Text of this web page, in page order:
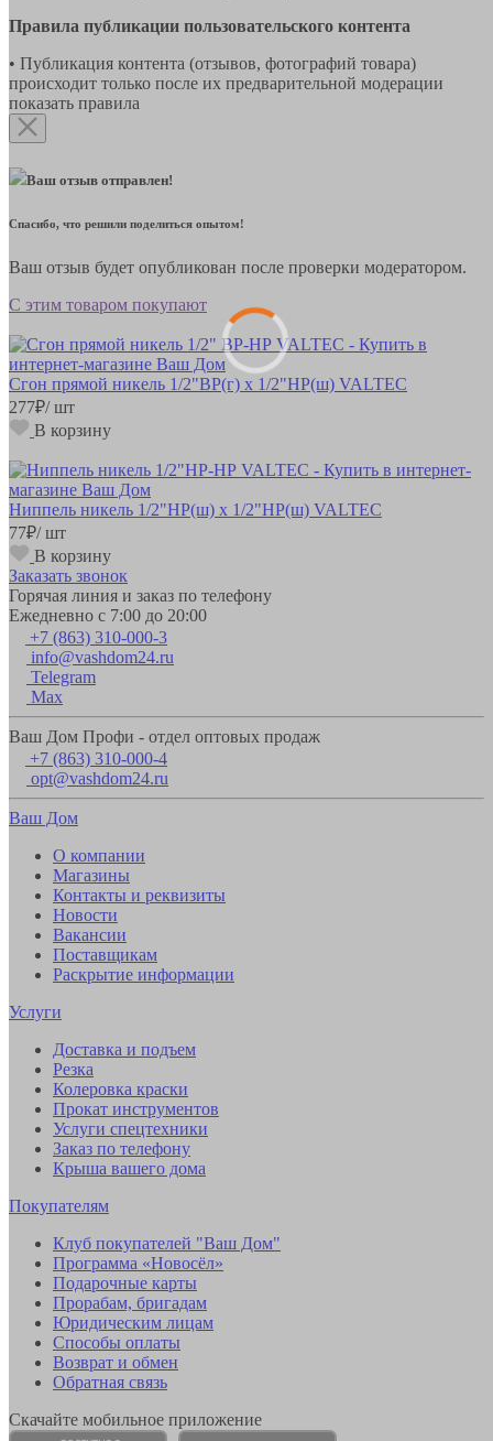
Правила публикации пользовательского контента
• Публикация контента (отзывов, фотографий товара)
происходит только после их предварительной модерации
показать правила
Ваш отзыв отправлен!
Спасибо, что решили поделиться опытом!
Ваш отзыв будет опубликован после проверки модератором.
С этим товаром покупают
Сгон прямой никель 1/2"ВР(г) х 1/2"НР(ш) VALTEC
277₽/ шт
В корзину
Ниппель никель 1/2"НР(ш) х 1/2"НР(ш) VALTEC
77₽/ шт
В корзину
Заказать звонок
Горячая линия и заказ по телефону
Ежедневно с 7:00 до 20:00
+7 (863) 310-000-3
info@vashdom24.ru
Telegram
Max
Ваш Дом Профи - отдел оптовых продаж
+7 (863) 310-000-4
opt@vashdom24.ru
Ваш Дом
О компании
Магазины
Контакты и реквизиты
Новости
Вакансии
Поставщикам
Раскрытие информации
Услуги
Доставка и подъем
Резка
Колеровка краски
Прокат инструментов
Услуги спецтехники
Заказ по телефону
Крыша вашего дома
Покупателям
Клуб покупателей "Ваш Дом"
Программа «Новосёл»
Подарочные карты
Прорабам, бригадам
Юридическим лицам
Способы оплаты
Возврат и обмен
Обратная связь
Скачайте мобильное приложение